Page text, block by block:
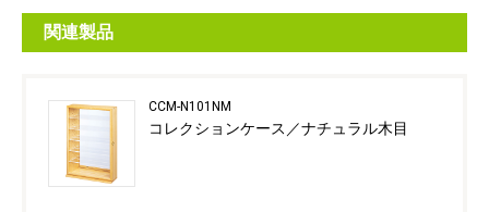
関連製品
CCM-N101NM
コレクションケース／ナチュラル木目